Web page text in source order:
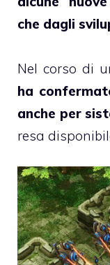
che dagli
Nel corso di
ha
anche per
resa